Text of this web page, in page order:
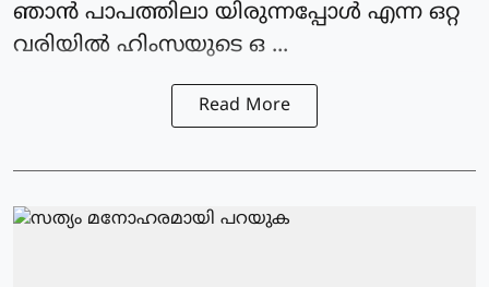
ഞാൻ പാപത്തിലാ യിരുന്നപ്പോൾ എന്ന ഒറ്റ
വരിയിൽ ഹിംസയുടെ ഒ ...
Read More